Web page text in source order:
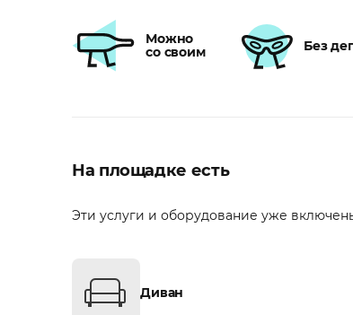
Можно
со своим
Без
На площадке есть
Эти услуги и оборудование уже
Диван